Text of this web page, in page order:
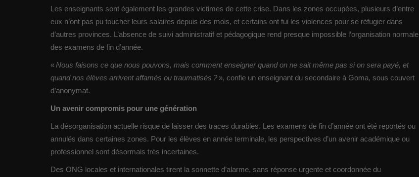
Les enseignants sont également les grandes victimes de cette crise. Dans les zones occupées, plusieurs d’entre
eux n’ont pas pu toucher leurs salaires depuis des mois, et certains ont fui les violences pour se réfugier dans
d’autres provinces. L’absence de suivi administratif et pédagogique rend presque impossible l’organisation normale
des examens de fin d’année.
« Nous faisons ce que nous pouvons, mais comment enseigner quand on ne sait même pas si on sera payé, et
quand nos élèves arrivent affamés ou traumatisés ? », confie un enseignant du secondaire à Goma, sous couvert
d’anonymat.
Un avenir compromis pour une génération
La désorganisation actuelle risque de laisser des traces durables. Les examens de fin d’année ont été reportés ou
annulés dans certaines zones. Pour les élèves en année terminale, les perspectives d’un avenir académique ou
professionnel sont désormais très incertaines.
Des ONG locales et internationales tirent la sonnette d’alarme, sans réponse urgente et coordonnée du